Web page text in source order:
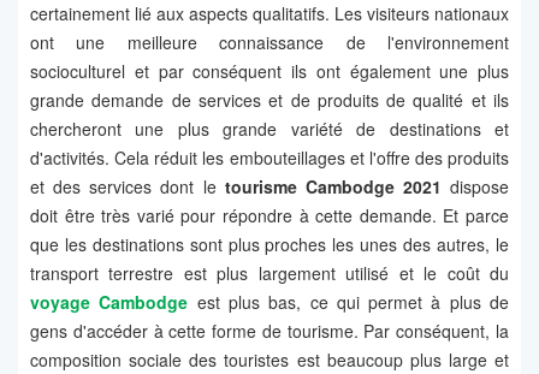
certainement lié aux aspects qualitatifs. Les visiteurs nationaux
ont une meilleure connaissance de l'environnement
socioculturel et par conséquent ils ont également une plus
grande demande de services et de produits de qualité et ils
chercheront une plus grande variété de destinations et
d'activités. Cela réduit les embouteillages et l'offre des produits
et des services dont le tourisme Cambodge 2021 dispose
doit être très varié pour répondre à cette demande. Et parce
que les destinations sont plus proches les unes des autres, le
transport terrestre est plus largement utilisé et le coût du
voyage Cambodge est plus bas, ce qui permet à plus de
gens d'accéder à cette forme de tourisme. Par conséquent, la
composition sociale des touristes est beaucoup plus large et